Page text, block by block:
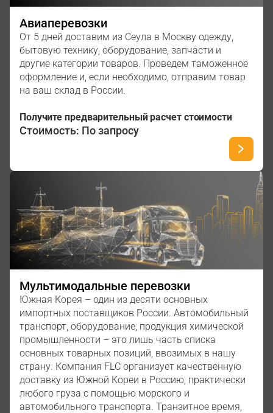
Авиаперевозки
От 5 дней доставим из Сеула в Москву одежду,
бытовую технику, оборудование, запчасти и
другие категории товаров. Проведем таможенное
оформление и, если необходимо, отправим товар
на ваш склад в России.
Получите предварительный расчет стоимости
Стоимость: По запросу
Мультимодальные перевозки
Южная Корея – один из десяти основных
импортных поставщиков России. Автомобильный
транспорт, оборудование, продукция химической
промышленности – это лишь часть списка
основных товарных позиций, ввозимых в нашу
страну. Компания FLС организует качественную
доставку из Южной Кореи в Россию, практически
любого груза с помощью морского и
автомобильного транспорта. Транзитное время,